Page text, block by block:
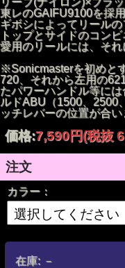
Reel Shell 2025
Material： Nylon Fabric
Color : Top Beige Nylon
Nylon × Side Black
Size : approx. 90mm ×
東レのGAIFU9100を採用
ギボシによってリール
トップとサイドのコン
愛用のリールには、それ
※Sonicmasterを初めと
720、それから左用の
たパワーハンドル等に
ルドABU（1500、2500
ッチレバーの位置が合い
価格:7,590円(税抜
注文
カラー：
在庫: －